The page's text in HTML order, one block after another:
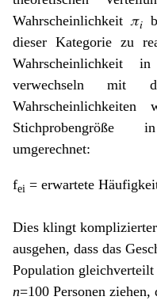
Wahrscheinlichkeit 𝜋𝑖
dieser Kategorie zu
Wahrscheinlichkeit
verwechseln mit
Stichprobengröße
umgerechnet:
fei = erwartete
Dies klingt
ausgehen, dass das
Population
n=100 Personen ziehen,